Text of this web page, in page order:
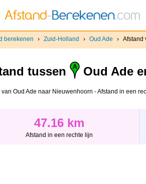
berekenen › Zuid-Holland › Oud Ade › Afstand
tussen Oud Ade
van Oud Ade naar Nieuwenhoorn - Afstand in een
47.16 km
Afstand in een rechte lijn